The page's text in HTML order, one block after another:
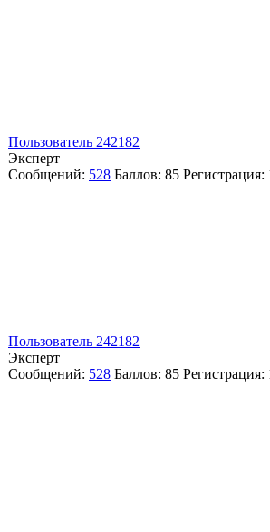
Пользователь 242182
Эксперт
Сообщений: 528 Баллов: 85 Регистрация:
Пользователь 242182
Эксперт
Сообщений: 528 Баллов: 85 Регистрация: